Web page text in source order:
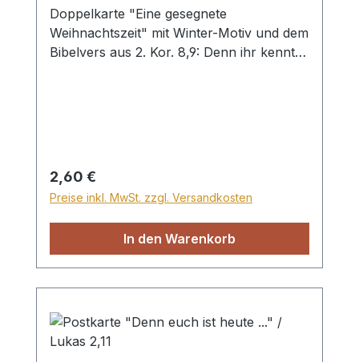
Doppelkarte "Eine gesegnete
Weihnachtszeit" mit Winter-Motiv und dem
Bibelvers aus 2. Kor. 8,9: Denn ihr kennt ja
Regulärer Preis:
2,60 €
Preise inkl. MwSt. zzgl. Versandkosten
In den Warenkorb